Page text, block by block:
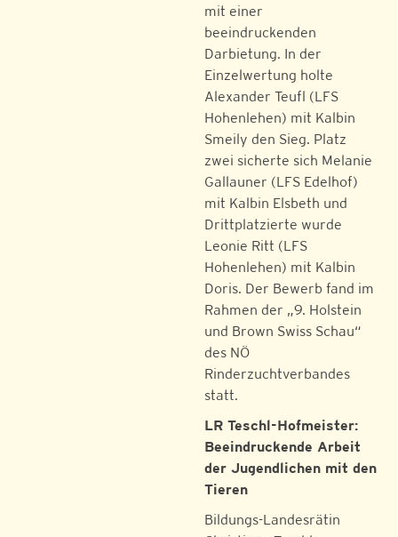
mit einer
beeindruckenden
Darbietung. In der
Einzelwertung holte
Alexander Teufl (LFS
Hohenlehen) mit Kalbin
Smeily den Sieg. Platz
zwei sicherte sich Melanie
Gallauner (LFS Edelhof)
mit Kalbin Elsbeth und
Drittplatzierte wurde
Leonie Ritt (LFS
Hohenlehen) mit Kalbin
Doris. Der Bewerb fand im
Rahmen der „9. Holstein
und Brown Swiss Schau“
des NÖ
Rinderzuchtverbandes
statt.
LR Teschl-Hofmeister:
Beeindruckende Arbeit
der Jugendlichen mit den
Tieren
Bildungs-Landesrätin